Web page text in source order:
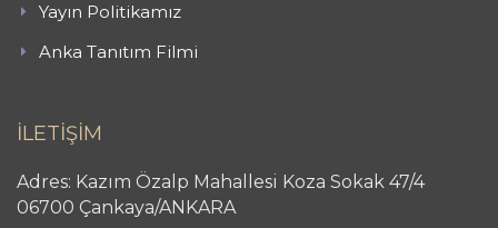
Yayın Politikamız
Anka Tanıtım Filmi
İLETİŞİM
Adres: Kazım Özalp Mahallesi Koza Sokak 47/4
06700 Çankaya/ANKARA